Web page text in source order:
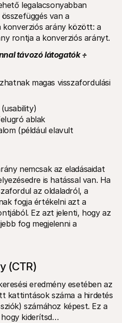
legalacsonyabban
van a
konverziós arány között: a
rontja a konverziós arányt.
távozó látogatók ÷
magas visszafordulási
ablak
(például elavult
nemcsak az eladásaidat
is hatással van. Ha
az oldaladról, a
fogja értékelni azt a
Ez azt jelenti, hogy az
fog megjelenni a
(CTR)
eredmény esetében az
kattintások száma a hirdetés
számához képest. Ez a
kiderítsd…